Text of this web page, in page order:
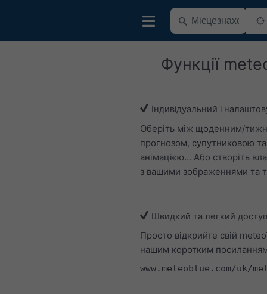
Функції
Індивідуальний і
Оберіть між щоденним/
прогнозом, супутниковою
анімацією... Або створіть
з вашими зображеннями та
Швидкий та легкий
Просто відкрийте свій
нашим коротким
www.meteoblue.com/uk/